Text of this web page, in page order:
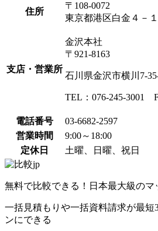
住所
〒108-0072
東京都港区白金４－
支店・営業所
金沢本社
〒921-8163
石川県金沢市横川7-
TEL：076-245-3001
電話番号
03-6682-2597
営業時間
9:00～18:00
定休日
土曜、日曜、祝日
無料で比較できる！日本最大級のマ
一括見積もりや一括資料請求が最短
ンにできる